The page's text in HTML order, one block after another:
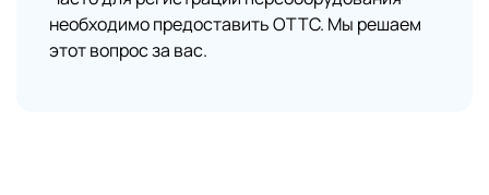
необходимо предоставить ОТТС. Мы решаем
этот вопрос за вас.